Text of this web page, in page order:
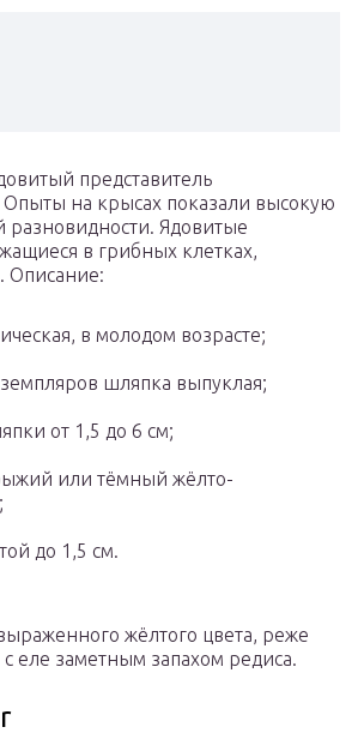
представитель
на крысах показали высокую
разновидности. Ядовитые
в грибных клетках,
Описание:
в молодом возрасте;
шляпка выпуклая;
от 1,5 до 6 см;
или тёмный жёлто-
до 1,5 см.
жёлтого цвета, реже
еле заметным запахом редиса.